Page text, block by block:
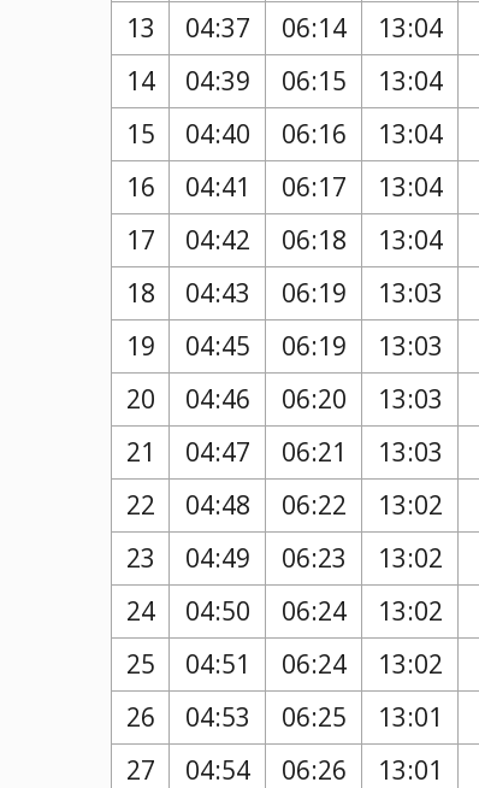
13
04:37 06:14 13:04
14
04:39 06:15 13:04
15
04:40 06:16 13:04
16
04:41 06:17 13:04
17
04:42 06:18 13:04
18
04:43 06:19 13:03
19
04:45 06:19 13:03
20
04:46 06:20 13:03
21
04:47 06:21 13:03
22
04:48 06:22 13:02
23
04:49 06:23 13:02
24
04:50 06:24 13:02
25
04:51 06:24 13:02
26
04:53 06:25 13:01
27
04:54 06:26 13:01